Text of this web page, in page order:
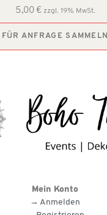
5,00 € zzgl. 19% MwSt.
FÜR ANFRAGE SAMMELN
Mein Konto
→ Anmelden